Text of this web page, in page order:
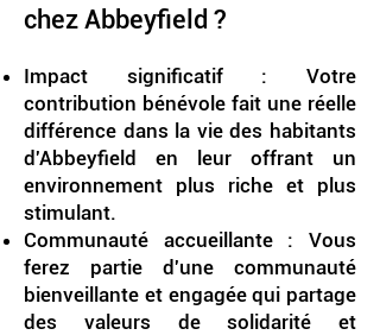
chez Abbeyfield ?
Impact significatif : Votre
contribution bénévole fait une réelle
différence dans la vie des habitants
d'Abbeyfield en leur offrant un
environnement plus riche et plus
stimulant.
Communauté accueillante : Vous
ferez partie d'une communauté
bienveillante et engagée qui partage
des valeurs de solidarité et